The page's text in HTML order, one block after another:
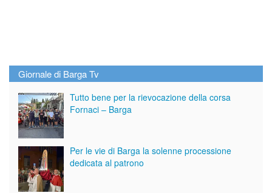
Giornale di Barga Tv
Tutto bene per la rievocazione della corsa
Fornaci – Barga
Per le vie di Barga la solenne processione
dedicata al patrono